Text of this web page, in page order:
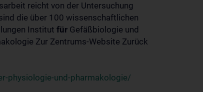
reicht von der Untersuchung
die über 100 wissenschaftlichen
Institut für Gefäßbiologie und
Zur Zentrums-Website Zurück
physiologie-und-pharmakologie/